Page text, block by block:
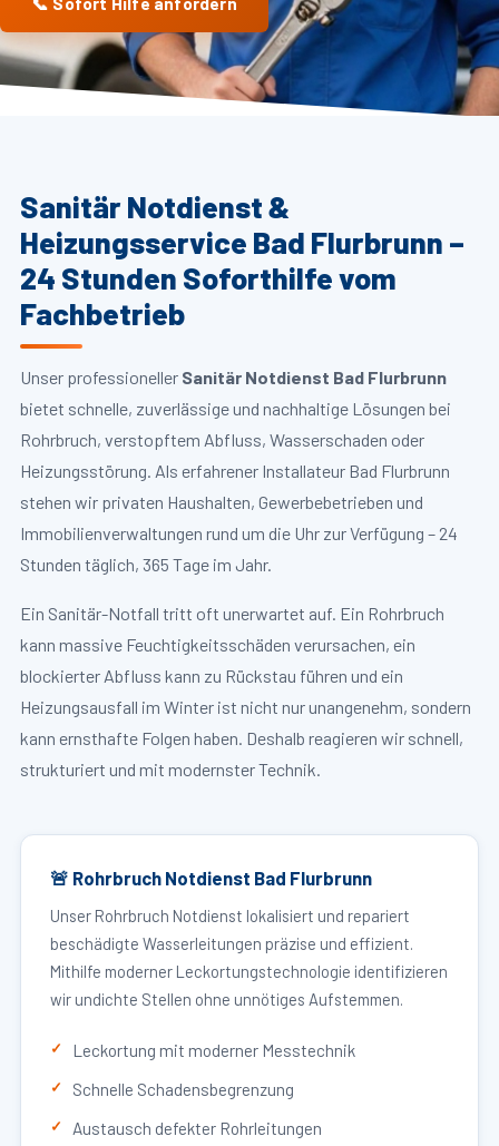
Sanitär Notdienst &
Heizungsservice Bad Flurbrunn –
24 Stunden Soforthilfe vom
Fachbetrieb
Unser professioneller Sanitär Notdienst Bad Flurbrunn
bietet schnelle, zuverlässige und nachhaltige Lösungen bei
Rohrbruch, verstopftem Abfluss, Wasserschaden oder
Heizungsstörung. Als erfahrener Installateur Bad Flurbrunn
stehen wir privaten Haushalten, Gewerbebetrieben und
Immobilienverwaltungen rund um die Uhr zur Verfügung – 24
Stunden täglich, 365 Tage im Jahr.
Ein Sanitär-Notfall tritt oft unerwartet auf. Ein Rohrbruch
kann massive Feuchtigkeitsschäden verursachen, ein
blockierter Abfluss kann zu Rückstau führen und ein
Heizungsausfall im Winter ist nicht nur unangenehm, sondern
kann ernsthafte Folgen haben. Deshalb reagieren wir schnell,
strukturiert und mit modernster Technik.
🚨 Rohrbruch Notdienst Bad Flurbrunn
Unser Rohrbruch Notdienst lokalisiert und repariert
beschädigte Wasserleitungen präzise und effizient.
Mithilfe moderner Leckortungstechnologie identifizieren
wir undichte Stellen ohne unnötiges Aufstemmen.
Leckortung mit moderner Messtechnik
Schnelle Schadensbegrenzung
Austausch defekter Rohrleitungen